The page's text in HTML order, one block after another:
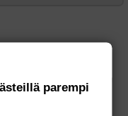
parempi